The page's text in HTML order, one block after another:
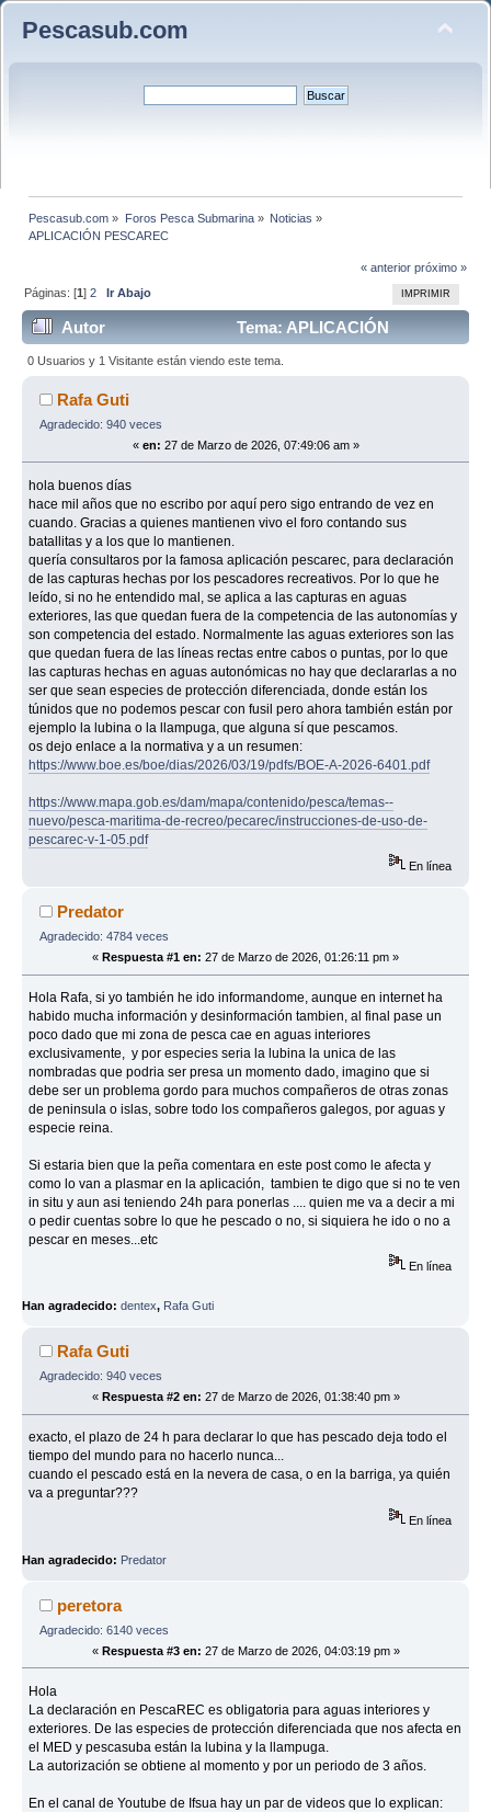
Pescasub.com
Pescasub.com » Foros Pesca Submarina» Noticias »
APLICACIÓN PESCAREC
« anterior próximo »
IMPRIMIR
Páginas: [1]2 Ir Abajo
Autor
Tema: APLICACIÓN
PESCAREC (Leído 3155 veces)
0 Usuarios y 1 Visitante están viendo este tema.
Rafa Guti
Agradecido: 940 veces
« en: 27 de Marzo de 2026, 07:49:06 am »
hola buenos días
hace mil años que no escribo por aquí pero sigo entrando de vez en
cuando. Gracias a quienes mantienen vivo el foro contando sus
batallitas y a los que lo mantienen.
quería consultaros por la famosa aplicación pescarec, para declaración
de las capturas hechas por los pescadores recreativos. Por lo que he
leído, si no he entendido mal, se aplica a las capturas en aguas
exteriores, las que quedan fuera de la competencia de las autonomías y
son competencia del estado. Normalmente las aguas exteriores son las
que quedan fuera de las líneas rectas entre cabos o puntas, por lo que
las capturas hechas en aguas autonómicas no hay que declararlas a no
ser que sean especies de protección diferenciada, donde están los
túnidos que no podemos pescar con fusil pero ahora también están por
ejemplo la lubina o la llampuga, que alguna sí que pescamos.
os dejo enlace a la normativa y a un resumen:
https://www.boe.es/boe/dias/2026/03/19/pdfs/BOE-A-2026-6401.pdf
https://www.mapa.gob.es/dam/mapa/contenido/pesca/temas--
nuevo/pesca-maritima-de-recreo/pecarec/instrucciones-de-uso-de-
pescarec-v-1-05.pdf
En línea
Predator
Agradecido: 4784 veces
« Respuesta #1 en: 27 de Marzo de 2026, 01:26:11 pm »
Hola Rafa, si yo también he ido informandome, aunque en internet ha
habido mucha información y desinformación tambien, al final pase un
poco dado que mi zona de pesca cae en aguas interiores
exclusivamente, y por especies seria la lubina la unica de las
nombradas que podria ser presa un momento dado, imagino que si
debe ser un problema gordo para muchos compañeros de otras zonas
de peninsula o islas, sobre todo los compañeros galegos, por aguas y
especie reina.
Si estaria bien que la peña comentara en este post como le afecta y
como lo van a plasmar en la aplicación, tambien te digo que si no te ven
in situ y aun asi teniendo 24h para ponerlas .... quien me va a decir a mi
o pedir cuentas sobre lo que he pescado o no, si siquiera he ido o no a
pescar en meses...etc
En línea
Han agradecido: dentex, Rafa Guti
Rafa Guti
Agradecido: 940 veces
« Respuesta #2 en: 27 de Marzo de 2026, 01:38:40 pm »
exacto, el plazo de 24 h para declarar lo que has pescado deja todo el
tiempo del mundo para no hacerlo nunca...
cuando el pescado está en la nevera de casa, o en la barriga, ya quién
va a preguntar???
En línea
Han agradecido: Predator
peretora
Agradecido: 6140 veces
« Respuesta #3 en: 27 de Marzo de 2026, 04:03:19 pm »
Hola
La declaración en PescaREC es obligatoria para aguas interiores y
exteriores. De las especies de protección diferenciada que nos afecta en
el MED y pescasuba están la lubina y la llampuga.
La autorización se obtiene al momento y por un periodo de 3 años.
En el canal de Youtube de Ifsua hay un par de videos que lo explican: